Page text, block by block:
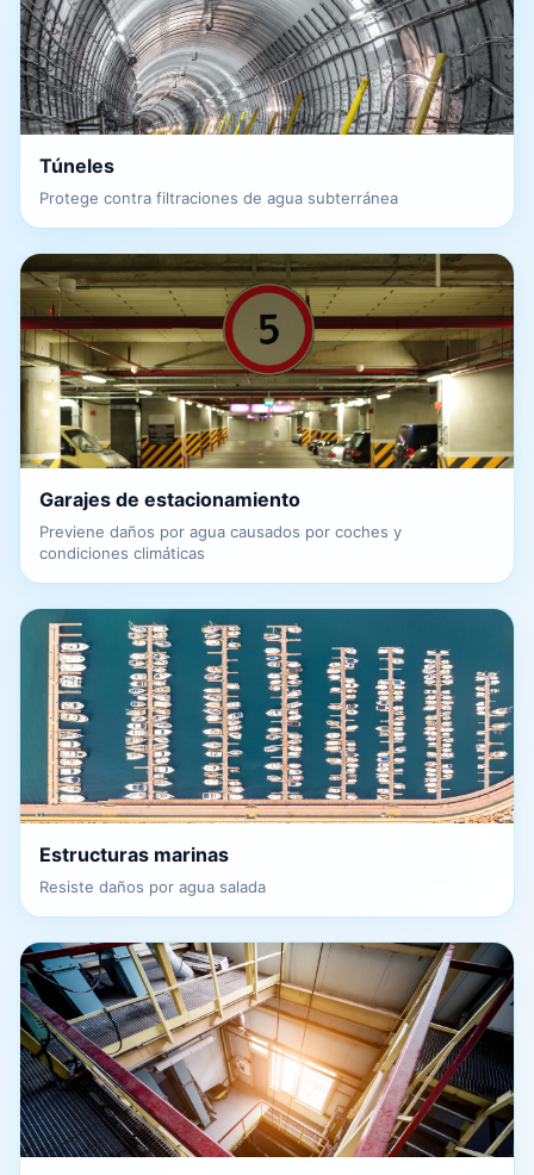
Túneles
Protege contra filtraciones de agua subterránea
Garajes de estacionamiento
Previene daños por agua causados por coches y
condiciones climáticas
Estructuras marinas
Resiste daños por agua salada